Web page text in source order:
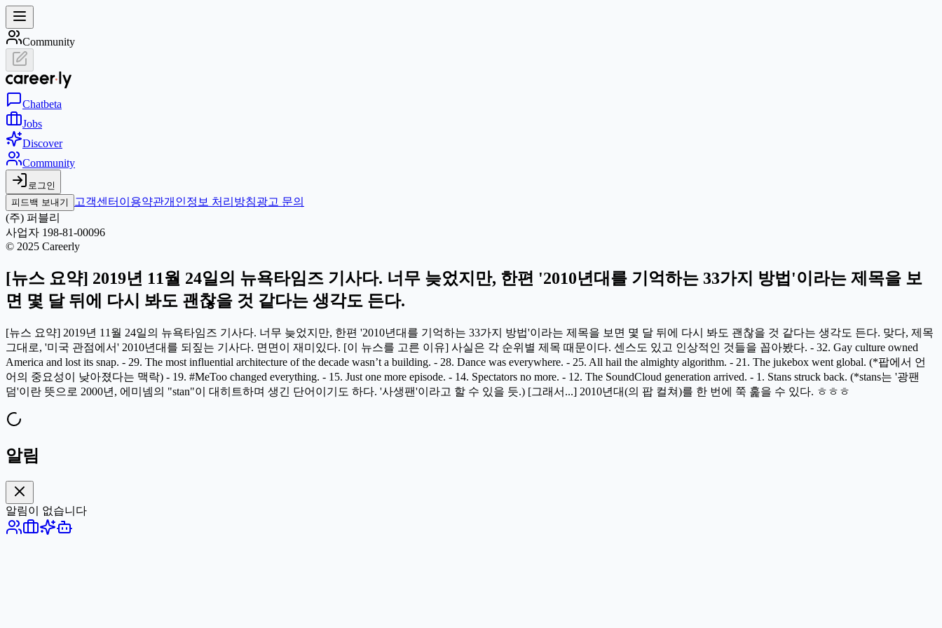
Community
Chatbeta
Jobs
Discover
Community
로그인
피드백 보내기
고객센터 이용약관개인정보 처리방침광고 문의
(주) 퍼블리
사업자 198-81-00096
© 2025 Careerly
[뉴스 요약] 2019년 11월 24일의 뉴욕타임즈 기사다. 너무 늦었지만, 한편 '2010년대를 기억하는 33가지 방법'이라는 제목을 보
면 몇 달 뒤에 다시 봐도 괜찮을 것 같다는 생각도 든다.
[뉴스 요약] 2019년 11월 24일의 뉴욕타임즈 기사다. 너무 늦었지만, 한편 '2010년대를 기억하는 33가지 방법'이라는 제목을 보면 몇 달 뒤에 다시 봐도 괜찮을 것 같다는 생각도 든다. 맞다, 제목
그대로, '미국 관점에서' 2010년대를 되짚는 기사다. 면면이 재미있다. [이 뉴스를 고른 이유] 사실은 각 순위별 제목 때문이다. 센스도 있고 인상적인 것들을 꼽아봤다. - 32. Gay culture owned
America and lost its snap. - 29. The most influential architecture of the decade wasn’t a building. - 28. Dance was everywhere. - 25. All hail the almighty algorithm. - 21. The jukebox went global. (*팝에서 언
어의 중요성이 낮아졌다는 맥락) - 19. #MeToo changed everything. - 15. Just one more episode. - 14. Spectators no more. - 12. The SoundCloud generation arrived. - 1. Stans struck back. (*stans는 '광팬
덤'이란 뜻으로 2000년, 에미넴의 "stan"이 대히트하며 생긴 단어이기도 하다. '사생팬'이라고 할 수 있을 듯.) [그래서...] 2010년대(의 팝 컬쳐)를 한 번에 쭉 훑을 수 있다. ㅎㅎㅎ
알림
알림이 없습니다